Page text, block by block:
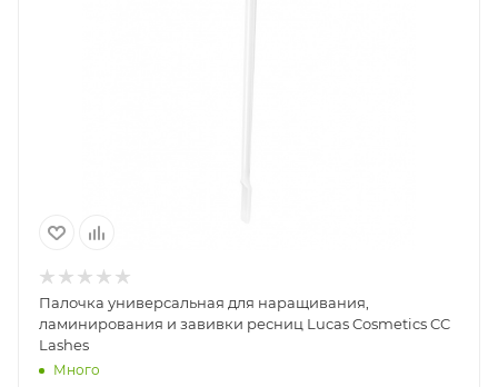
Палочка универсальная для наращивания,
ламинирования и завивки ресниц Lucas Cosmetics CC
Lashes
Много